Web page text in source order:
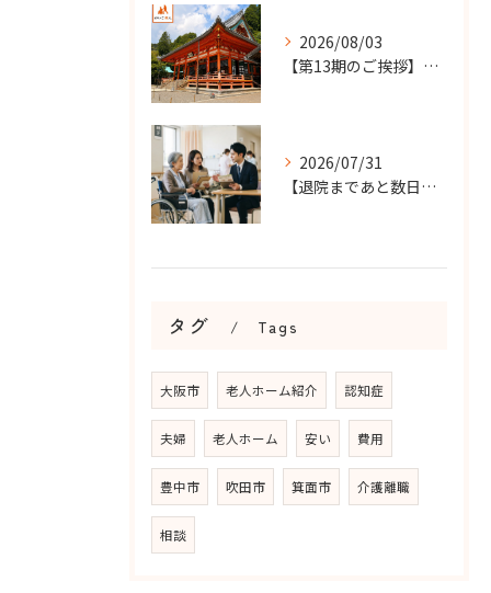
2026/08/03
【第13期のご挨拶】感謝を力に、さらなる挑戦の一年へ
2026/07/31
【退院まであと数日…】老人ホーム探しを急ぐケースで大切なこと...
タグ Tags
大阪市 老人ホーム紹介 認知症
夫婦 老人ホーム 安い 費用
豊中市 吹田市 箕面市 介護離職
相談